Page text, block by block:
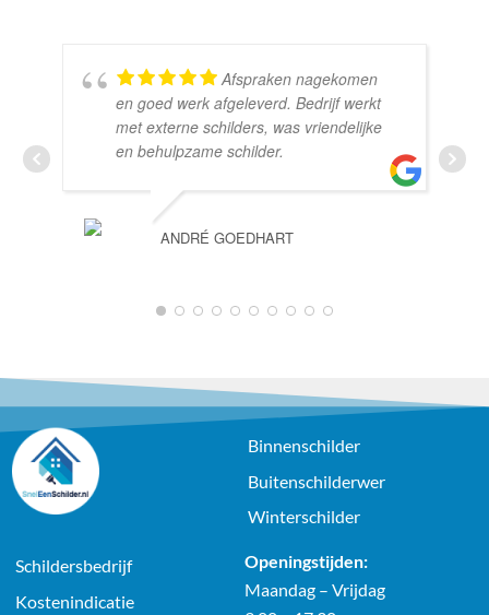
Afspraken nagekomen
en goed werk afgeleverd. Bedrijf werkt
met externe schilders, was vriendelijke
en behulpzame schilder.
ANDRÉ GOEDHART
1 2 3 4 5 6 7 8 9 10
Binnenschilder
Buitenschilderwer
Winterschilder
Schildersbedrijf
Kostenindicatie
Openingstijden:
Maandag – Vrijdag